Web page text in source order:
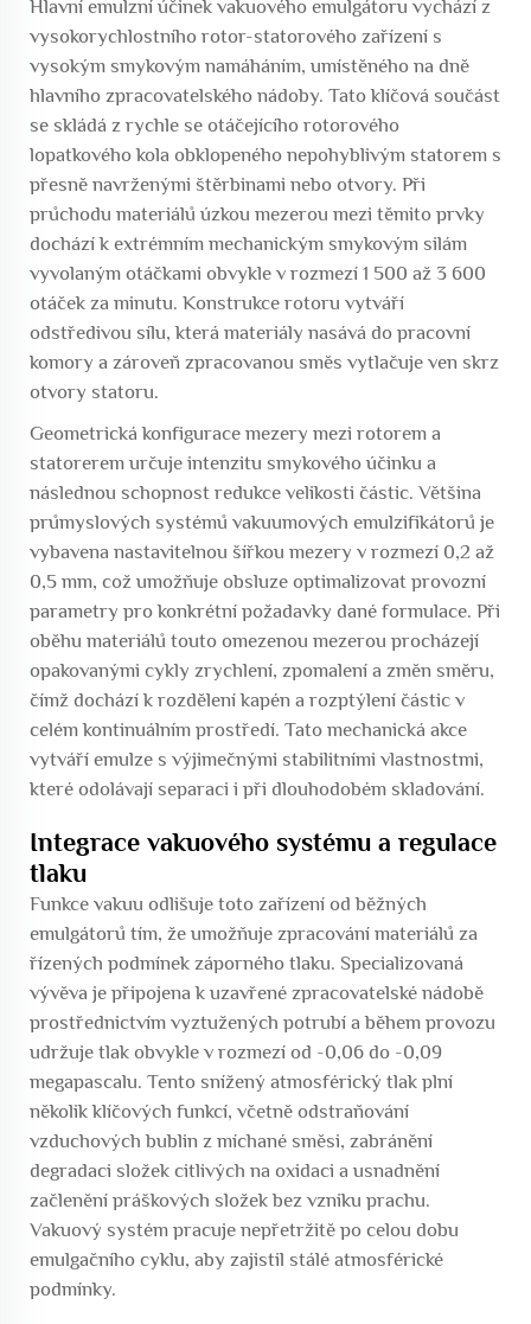
Hlavní emulzní účinek vakuového emulgátoru vychází z
vysokorychlostního rotor-statorového zařízení s
vysokým smykovým namáháním, umístěného na dně
hlavního zpracovatelského nádoby. Tato klíčová součást
se skládá z rychle se otáčejícího rotorového
lopatkového kola obklopeného nepohyblivým statorem s
přesně navrženými štěrbinami nebo otvory. Při
průchodu materiálů úzkou mezerou mezi těmito prvky
dochází k extrémním mechanickým smykovým silám
vyvolaným otáčkami obvykle v rozmezí 1 500 až 3 600
otáček za minutu. Konstrukce rotoru vytváří
odstředivou sílu, která materiály nasává do pracovní
komory a zároveň zpracovanou směs vytlačuje ven skrz
otvory statoru.
Geometrická konfigurace mezery mezi rotorem a
statorerem určuje intenzitu smykového účinku a
následnou schopnost redukce velikosti částic. Většina
průmyslových systémů vakuumových emulzifikátorů je
vybavena nastavitelnou šířkou mezery v rozmezí 0,2 až
0,5 mm, což umožňuje obsluze optimalizovat provozní
parametry pro konkrétní požadavky dané formulace. Při
oběhu materiálů touto omezenou mezerou procházejí
opakovanými cykly zrychlení, zpomalení a změn směru,
čímž dochází k rozdělení kapén a rozptýlení částic v
celém kontinuálním prostředí. Tato mechanická akce
vytváří emulze s výjimečnými stabilitními vlastnostmi,
které odolávají separaci i při dlouhodobém skladování.
Integrace vakuového systému a regulace
tlaku
Funkce vakuu odlišuje toto zařízení od běžných
emulgátorů tím, že umožňuje zpracování materiálů za
řízených podmínek záporného tlaku. Specializovaná
vývěva je připojena k uzavřené zpracovatelské nádobě
prostřednictvím vyztužených potrubí a během provozu
udržuje tlak obvykle v rozmezí od -0,06 do -0,09
megapascalu. Tento snížený atmosférický tlak plní
několik klíčových funkcí, včetně odstraňování
vzduchových bublin z míchané směsi, zabránění
degradaci složek citlivých na oxidaci a usnadnění
začlenění práškových složek bez vzniku prachu.
Vakuový systém pracuje nepřetržitě po celou dobu
emulgačního cyklu, aby zajistil stálé atmosférické
podmínky.